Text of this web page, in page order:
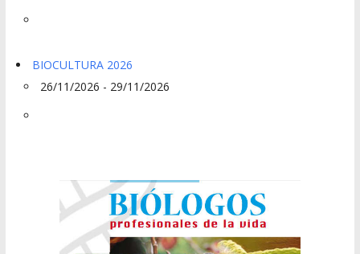
BIOCULTURA 2026
26/11/2026 - 29/11/2026